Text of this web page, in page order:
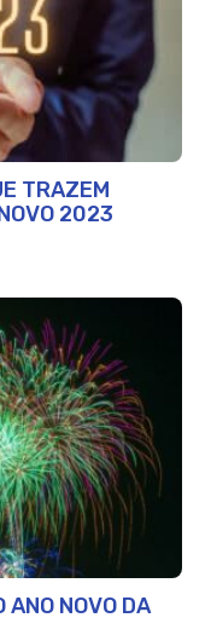
TRAZEM
2023
ANO NOVO DA